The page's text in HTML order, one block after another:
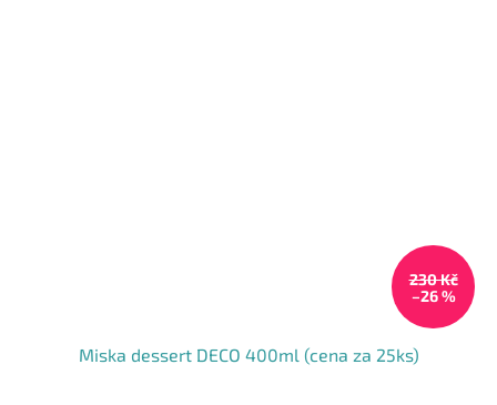
230 Kč
–26 %
Miska dessert DECO 400ml (cena za 25ks)